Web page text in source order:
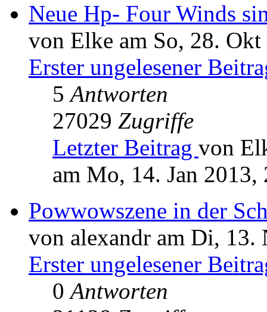
Neue Hp- Four Winds
von Elke am So, 28.
Erster ungelesener
5Antworten
27029 Zugriffe
Letzter Beitrag von
am Mo, 14. Jan 2013,
Powwowszene in der
von alexandr am Di, 13.
Erster ungelesener
0Antworten